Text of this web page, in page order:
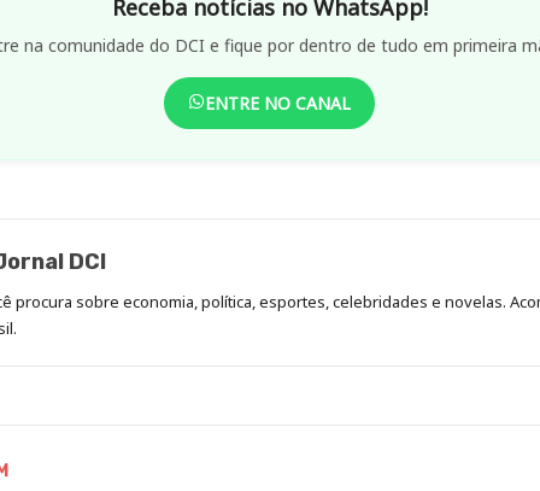
Receba notícias no WhatsApp!
na comunidade do DCI e fique por dentro de tudo em primeira
ENTRE NO CANAL
DCI
procura sobre economia, política, esportes, celebridades e novelas.